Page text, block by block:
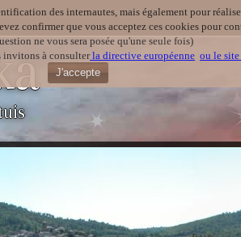
des internautes, mais également pour
confirmer que vous acceptez ces cookies pour
ne vous sera posée qu'une seule fois)
invitons à consulterla directive européenne ou le
J'accepte